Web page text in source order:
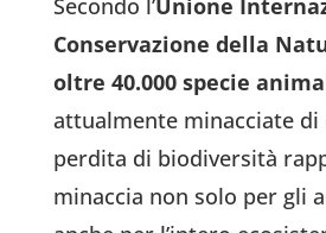
Conservazione della
oltre 40.000 specie
attualmente minacciate di
perdita di biodiversità
minaccia non solo per gli